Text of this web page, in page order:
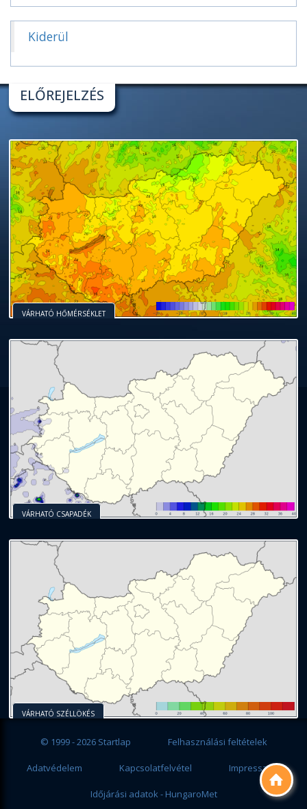

Kiderül
ELŐREJELZÉS
VÁRHATÓ HŐMÉRSÉKLET
VÁRHATÓ CSAPADÉK
VÁRHATÓ SZÉLLÖKÉS
© 1999 - 2026 Startlap Felhasználási feltételek
Adatvédelem Kapcsolatfelvétel Impresszum
Időjárási adatok - HungaroMet